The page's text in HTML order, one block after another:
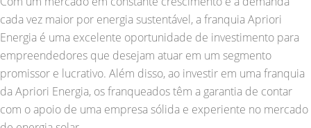
cada vez maior por energia sustentável, a franquia Apriori
Energia é uma excelente oportunidade de investimento para
empreendedores que desejam atuar em um segmento
promissor e lucrativo. Além disso, ao investir em uma franquia
da Apriori Energia, os franqueados têm a garantia de contar
com o apoio de uma empresa sólida e experiente no mercado